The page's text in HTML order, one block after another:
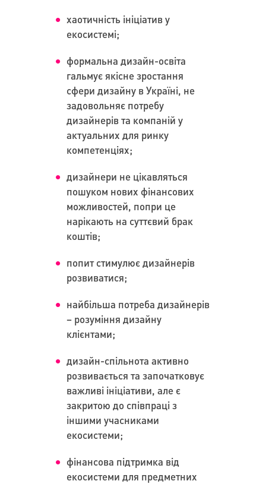
хаотичність ініціатив у
екосистемі;
формальна дизайн-освіта
гальмує якісне зростання
сфери дизайну в Україні, не
задовольняє потребу
дизайнерів та компаній у
актуальних для ринку
компетенціях;
дизайнери не цікавляться
пошуком нових фінансових
можливостей, попри це
нарікають на суттєвий брак
коштів;
попит стимулює дизайнерів
розвиватися;
найбільша потреба дизайнерів
– розуміння дизайну
клієнтами;
дизайн-спільнота активно
розвивається та започатковує
важливі ініціативи, але є
закритою до співпраці з
іншими учасниками
екосистеми;
фінансова підтримка від
екосистеми для предметних